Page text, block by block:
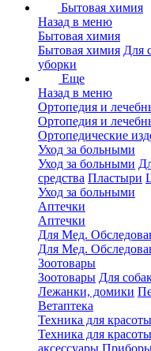
Бытовая химия
Назад в меню
Бытовая химия
Бытовая химия Для
уборки
Еще
Назад в меню
Ортопедия и
Ортопедия и
Ортопедические
Уход за больными
Уход за больными
средства Пластыри
Уход за больными
Аптечки
Аптечки
Для Мед.
Для Мед.
Зоотовары
Зоотовары Для
Лежанки, домики
Ветаптека
Техника для красоты
Техника для красоты
аксессуары Приборы